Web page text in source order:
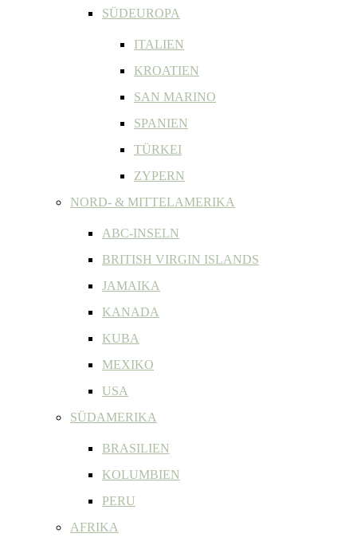
SÜDEUROPA
ITALIEN
KROATIEN
SAN MARINO
SPANIEN
TÜRKEI
ZYPERN
NORD- & MITTELAMERIKA
ABC-INSELN
BRITISH VIRGIN ISLANDS
JAMAIKA
KANADA
KUBA
MEXIKO
USA
SÜDAMERIKA
BRASILIEN
KOLUMBIEN
PERU
AFRIKA